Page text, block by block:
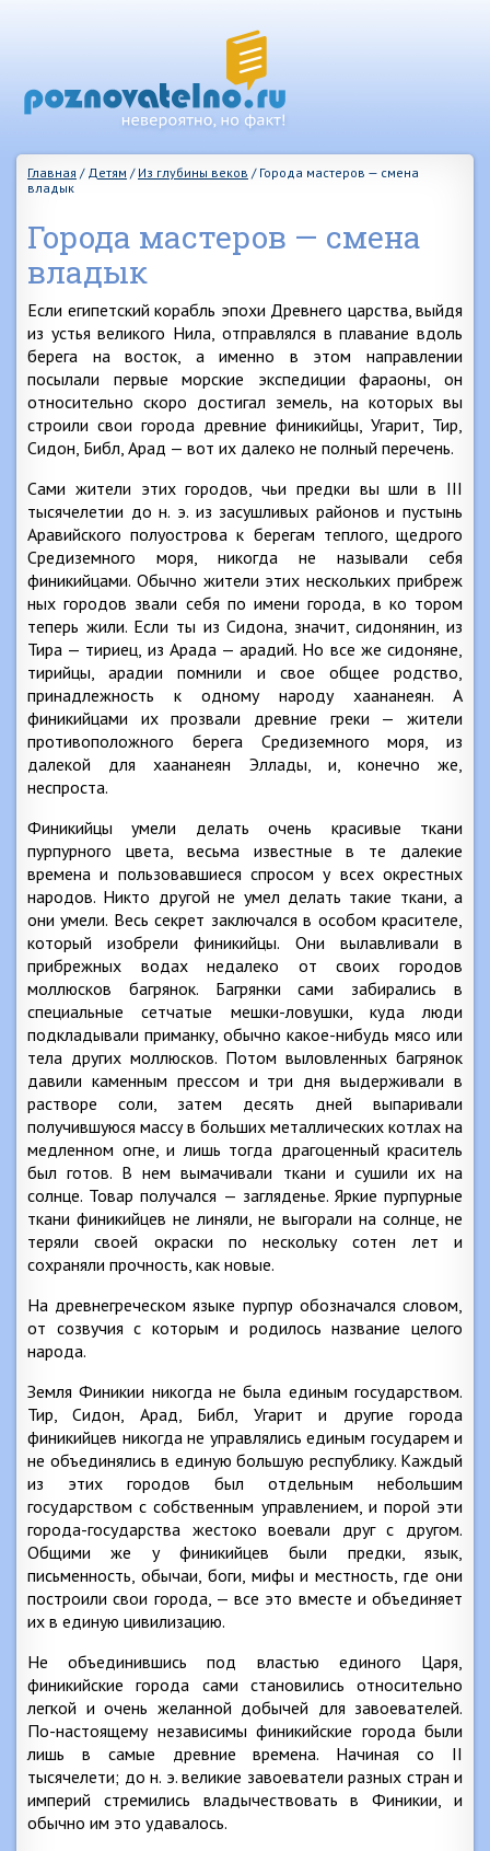
Главная / Детям / Из глубины веков / Города мастеров — смена
владык
Города мастеров — смена
владык
Если египетский корабль эпохи Древнего царства, выйдя
из устья великого Нила, отправлялся в плавание вдоль
берега на восток, а именно в этом направлении
посылали первые морские экспедиции фараоны, он
относительно скоро достигал земель, на которых вы
строили свои города древние финикийцы, Угарит, Тир,
Сидон, Библ, Арад — вот их далеко не полный перечень.
Сами жители этих городов, чьи предки вы шли в III
тысячелетии до н. э. из засушливых районов и пустынь
Аравийского полуострова к берегам теплого, щедрого
Средиземного моря, никогда не называли себя
финикийцами. Обычно жители этих нескольких прибреж
ных городов звали себя по имени города, в ко тором
теперь жили. Если ты из Сидона, значит, сидонянин, из
Тира — тириец, из Арада — арадий. Но все же сидоняне,
тирийцы, арадии помнили и свое общее родство,
принадлежность к одному народу хаананеян. А
финикийцами их прозвали древние греки — жители
противоположного берега Средиземного моря, из
далекой для хаананеян Эллады, и, конечно же,
неспроста.
Финикийцы умели делать очень красивые ткани
пурпурного цвета, весьма известные в те далекие
времена и пользовавшиеся спросом у всех окрестных
народов. Никто другой не умел делать такие ткани, а
они умели. Весь секрет заключался в особом красителе,
который изобрели финикийцы. Они вылавливали в
прибрежных водах недалеко от своих городов
моллюсков багрянок. Багрянки сами забирались в
специальные сетчатые мешки-ловушки, куда люди
подкладывали приманку, обычно какое-нибудь мясо или
тела других моллюсков. Потом выловленных багрянок
давили каменным прессом и три дня выдерживали в
растворе соли, затем десять дней выпаривали
получившуюся массу в больших металлических котлах на
медленном огне, и лишь тогда драгоценный краситель
был готов. В нем вымачивали ткани и сушили их на
солнце. Товар получался — загляденье. Яркие пурпурные
ткани финикийцев не линяли, не выгорали на солнце, не
теряли своей окраски по нескольку сотен лет и
сохраняли прочность, как новые.
На древнегреческом языке пурпур обозначался словом,
от созвучия с которым и родилось название целого
народа.
Земля Финикии никогда не была единым государством.
Тир, Сидон, Арад, Библ, Угарит и другие города
финикийцев никогда не управлялись единым государем и
не объединялись в единую большую республику. Каждый
из этих городов был отдельным небольшим
государством с собственным управлением, и порой эти
города-государства жестоко воевали друг с другом.
Общими же у финикийцев были предки, язык,
письменность, обычаи, боги, мифы и местность, где они
построили свои города, — все это вместе и объединяет
их в единую цивилизацию.
Не объединившись под властью единого Царя,
финикийские города сами становились относительно
легкой и очень желанной добычей для завоевателей.
По-настоящему независимы финикийские города были
лишь в самые древние времена. Начиная со II
тысячелети; до н. э. великие завоеватели разных стран и
империй стремились владычествовать в Финикии, и
обычно им это удавалось.